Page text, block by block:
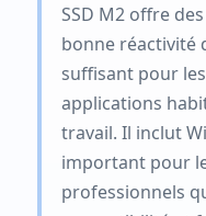
SSD M2 offre
bonne réactivité
suffisant pour
applications
travail. Il inclut
important pour
professionnels